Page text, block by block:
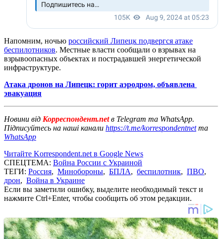
Напомним, ночью российский Липецк подвергся атаке
беспилотников. Местные власти сообщали о взрывах на
взрывоопасных объектах и ​​пострадавшей энергетической
инфраструктуре.
Атака дронов на Липецк: горит аэродром, объявлена ​​
эвакуация
Новини від Корреспондент.netв Telegram та WhatsApp.
Підписуйтесь на наші канали https://t.me/korrespondentnetта
WhatsApp
Читайте Korrespondent.net в Google News
СПЕЦТЕМА: Война России с Украиной
ТЕГИ: Россия, Минобороны, БПЛА, беспилотник, ПВО,
дрон, Война в Украине
Если вы заметили ошибку, выделите необходимый текст и
нажмите Ctrl+Enter, чтобы сообщить об этом редакции.